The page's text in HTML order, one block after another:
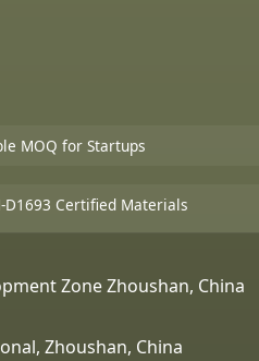
MOQ for Startups
D1693 Certified Materials
Zone Zhoushan, China
Zhoushan, China